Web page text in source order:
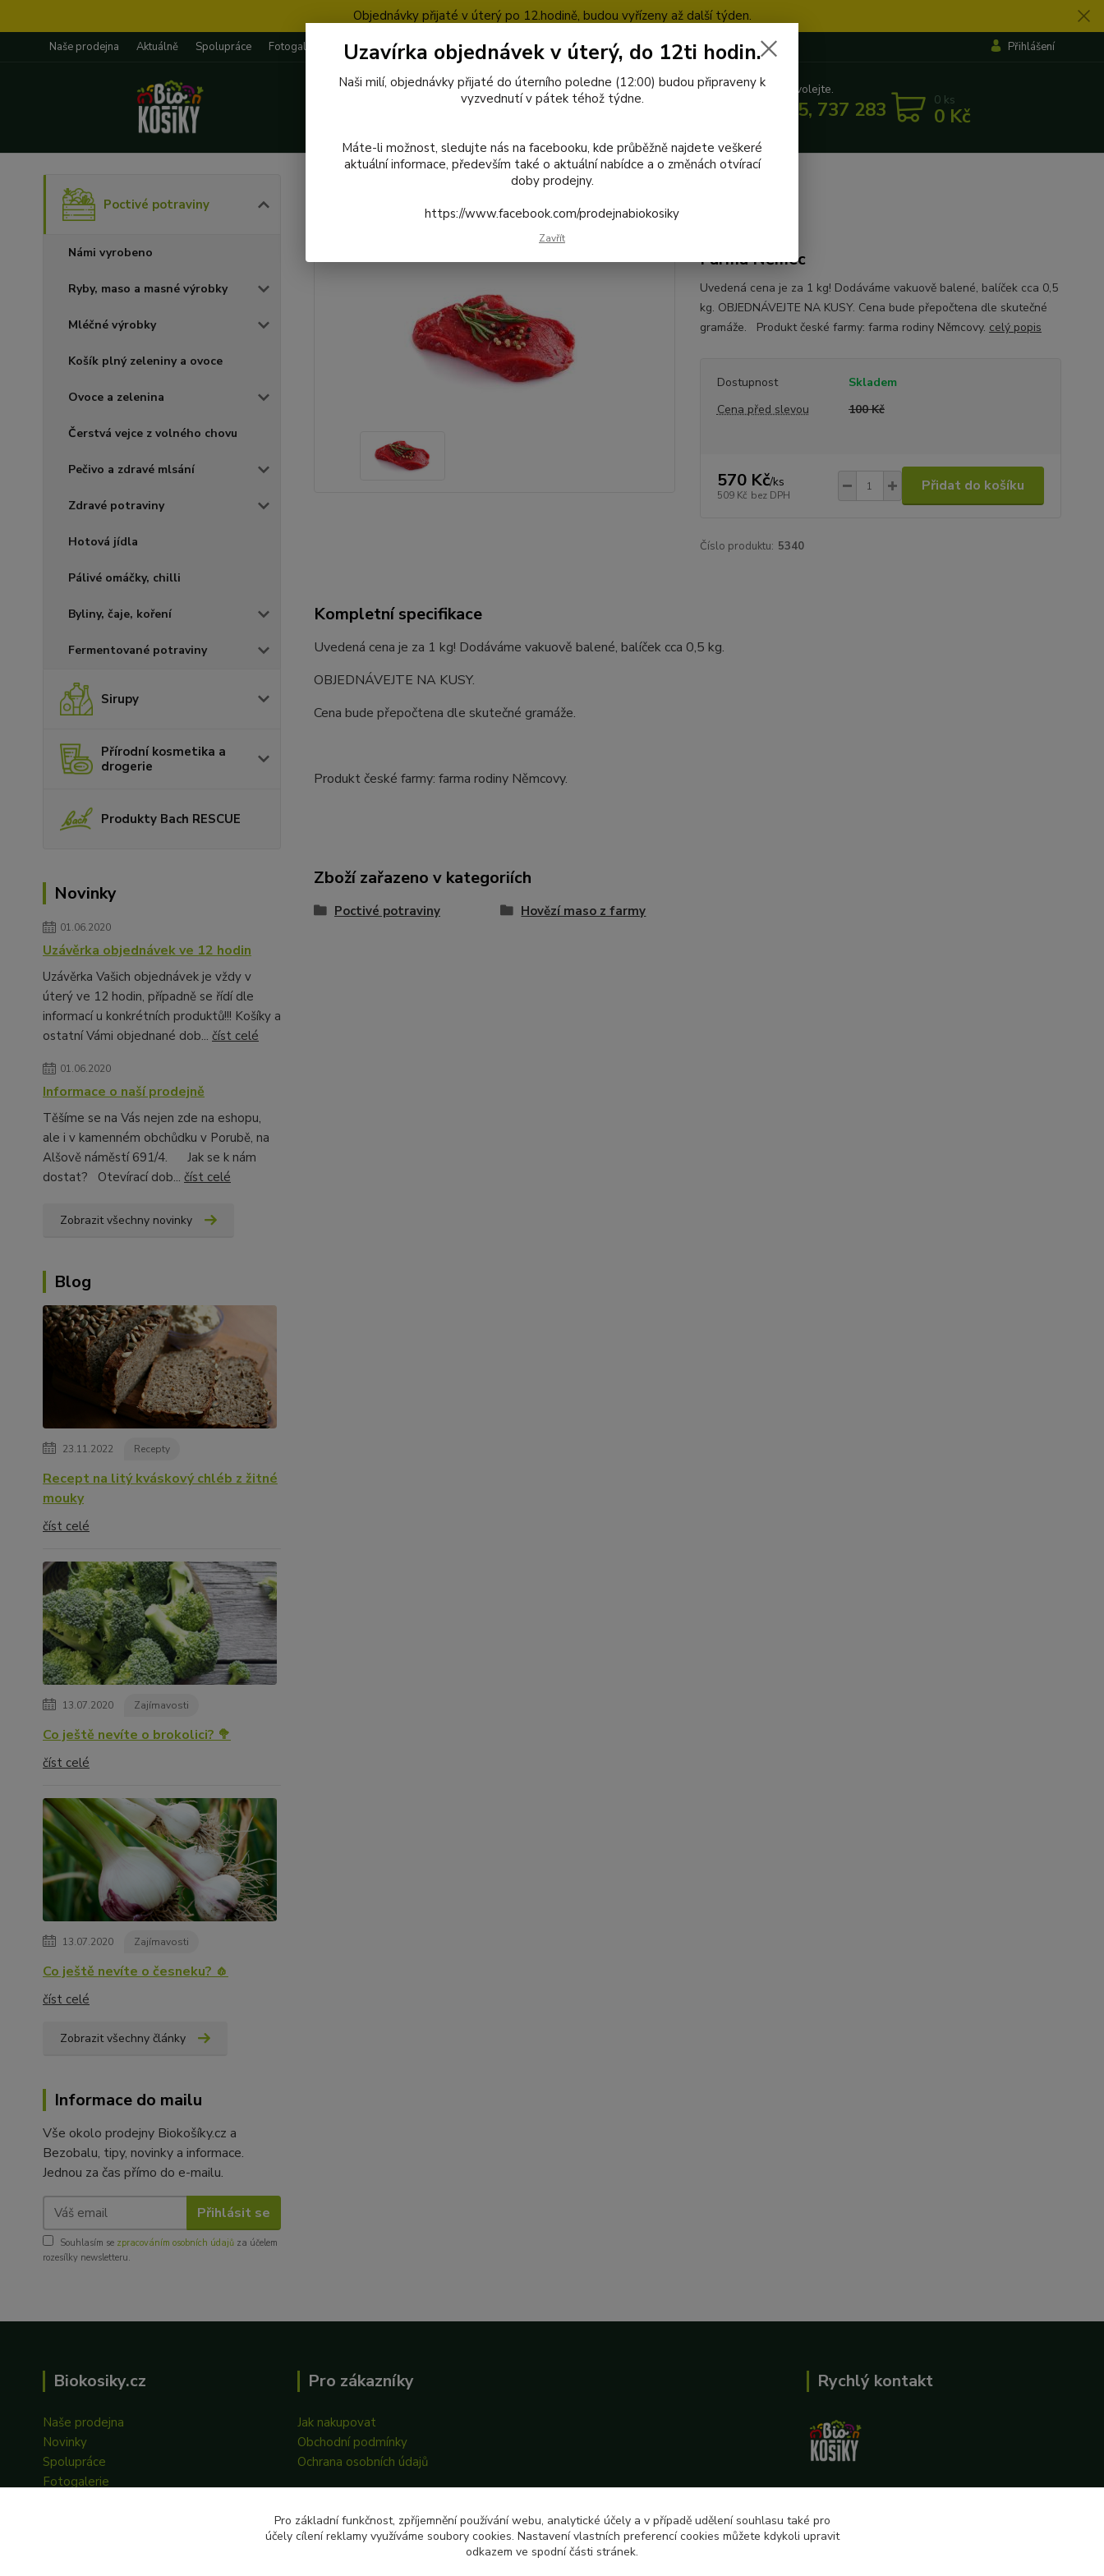
Objednávky přijaté v úterý po 12.hodině, budou vyřízeny až další týden.
Naše prodejna Aktuálně Spolupráce Fotogalerie Recepty Blog Přihlášení
Hledat
Nevíte si rady? Zavolejte.
727 862 655, 737 283 505 0 ks
0 Kč
Poctivé potraviny
Námi vyrobeno
Ryby, maso a masné výrobky
Mléčné výrobky
Košík plný zeleniny a ovoce
Ovoce a zelenina
Čerstvá vejce z volného chovu
Pečivo a zdravé mlsání
Zdravé potraviny
Hotová jídla
Pálivé omáčky, chilli
Byliny, čaje, koření
Fermentované potraviny
Sirupy
Přírodní kosmetika a
drogerie
Produkty Bach RESCUE
Novinky
01.06.2020
Uzávěrka objednávek ve 12 hodin
Uzávěrka Vašich objednávek je vždy v
úterý ve 12 hodin, případně se řídí dle
informací u konkrétních produktů!!! Košíky a
ostatní Vámi objednané dob... číst celé
01.06.2020
Informace o naší prodejně
Těšíme se na Vás nejen zde na eshopu,
ale i v kamenném obchůdku v Porubě, na
Alšově náměstí 691/4. Jak se k nám
dostat? Otevírací dob... číst celé
Zobrazit všechny novinky
Blog
23.11.2022 Recepty
Recept na litý kváskový chléb z žitné
mouky
číst celé
13.07.2020 Zajímavosti
Co ještě nevíte o brokolici? 🥦
číst celé
13.07.2020 Zajímavosti
Co ještě nevíte o česneku? 🧄
číst celé
Zobrazit všechny články
Informace do mailu
Vše okolo prodejny Biokošíky.cz a
Bezobalu, tipy, novinky a informace.
Jednou za čas přímo do e-mailu.
Přihlásit se
Souhlasím se zpracováním osobních údajů za účelem
rozesílky newsletteru.
011 Hovězí roštěná
011 Hovězí roštěná
Farma Němec
Uvedená cena je za 1 kg! Dodáváme vakuově balené, balíček cca 0,5
kg. OBJEDNÁVEJTE NA KUSY. Cena bude přepočtena dle skutečné
gramáže. Produkt české farmy: farma rodiny Němcovy. celý popis
Dostupnost
Skladem
Cena před slevou
100 Kč
570 Kč/ks
509 Kč bez DPH
Přidat do košíku
Číslo produktu: 5340
Kompletní specifikace
Uvedená cena je za 1 kg! Dodáváme vakuově balené, balíček cca 0,5 kg.
OBJEDNÁVEJTE NA KUSY.
Cena bude přepočtena dle skutečné gramáže.
Produkt české farmy: farma rodiny Němcovy.
Zboží zařazeno v kategoriích
Poctivé potraviny Hovězí maso z farmy
Biokosiky.cz
Naše prodejna
Novinky
Spolupráce
Fotogalerie
Pro zákazníky
Jak nakupovat
Obchodní podmínky
Ochrana osobních údajů
Rychlý kontakt
727 862 655, 737 283 505
8:00-15:30
Uzavírka objednávek v úterý, do 12ti hodin.
Naši milí, objednávky přijaté do úterního poledne (12:00) budou připraveny k
vyzvednutí v pátek téhož týdne.
Máte-li možnost, sledujte nás na facebooku, kde průběžně najdete veškeré
aktuální informace, především také o aktuální nabídce a o změnách otvírací
doby prodejny.
https://www.facebook.com/prodejnabiokosiky
Zavřít
Pro základní funkčnost, zpříjemnění používání webu, analytické účely a v případě udělení souhlasu také pro
účely cílení reklamy využíváme soubory cookies. Nastavení vlastních preferencí cookies můžete kdykoli upravit
odkazem ve spodní části stránek.